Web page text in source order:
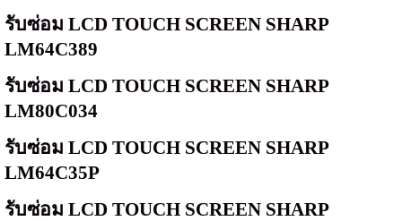
รับซ่อม LCD TOUCH SCREEN SHARP
LM64C389
รับซ่อม LCD TOUCH SCREEN SHARP
LM80C034
รับซ่อม LCD TOUCH SCREEN SHARP
LM64C35P
รับซ่อม LCD TOUCH SCREEN SHARP